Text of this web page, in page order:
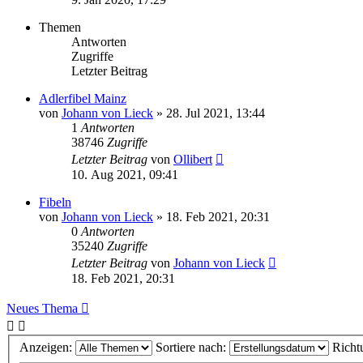
Themen
Antworten
Zugriffe
Letzter Beitrag
Adlerfibel Mainz
von Johann von Lieck » 28. Jul 2021, 13:44
1 Antworten
38746 Zugriffe
Letzter Beitrag von Ollibert
10. Aug 2021, 09:41
Fibeln
von Johann von Lieck » 18. Feb 2021, 20:31
0 Antworten
35240 Zugriffe
Letzter Beitrag von Johann von Lieck
18. Feb 2021, 20:31
Neues Thema
Anzeigen: Sortiere nach: